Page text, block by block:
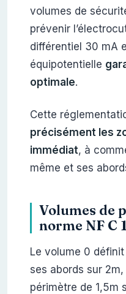
volumes de
prévenir
différentiel 30 mA
équipotentielle
optimale.
Cette
précisément les
immédiat, à
même et ses
Volumes de
norme NF C
Le volume 0
ses abords sur
périmètre de 1,5m